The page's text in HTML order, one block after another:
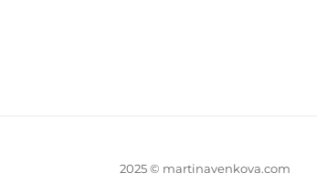
2025 © martinavenkova.com